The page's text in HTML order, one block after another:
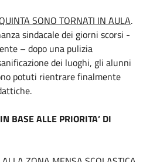
SONO TORNATI IN AULA.
sindacale dei giorni scorsi -
– dopo una pulizia
dei luoghi, gli alunni
potuti rientrare finalmente
BASE ALLE PRIORITA’ DI